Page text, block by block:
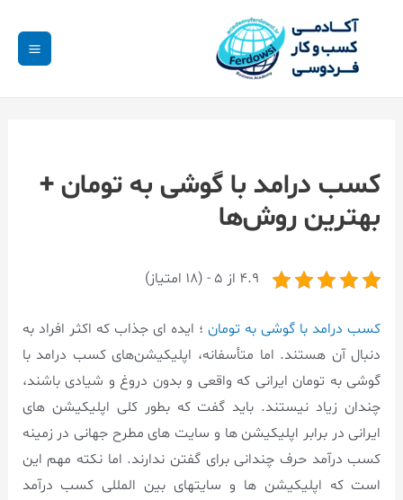
کسب درامد با گوشی به تومان +
بهترین روش‌ها
4.9 از 5 - (18 امتیاز)
کسب درامد با گوشی به تومان؛ ایده ای جذاب که اکثر افراد به
دنبال آن هستند. اما متأسفانه، اپلیکیشن‌های کسب درامد با
گوشی به تومان ایرانی که واقعی و بدون دروغ و شیادی باشند،
چندان زیاد نیستند. باید گفت که بطور کلی اپلیکیشن های
ایرانی در برابر اپلیکیشن ها و سایت های مطرح جهانی در زمینه
کسب درآمد حرف چندانی برای گفتن ندارند. اما نکته مهم این
است که اپلیکیشن ها و سایتهای بین المللی کسب درآمد